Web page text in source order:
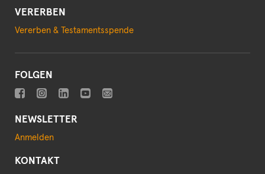
VERERBEN
Vererben & Testamentsspende
FOLGEN
NEWSLETTER
Anmelden
KONTAKT